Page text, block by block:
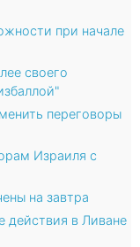
при начале
своего
переговоры
Израиля с
на завтра
действия в Ливане